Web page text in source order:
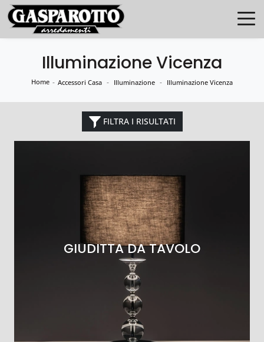
Illuminazione Vicenza
Home - Accessori Casa - Illuminazione - Illuminazione Vicenza
FILTRA I RISULTATI
GIUDITTA DA TAVOLO